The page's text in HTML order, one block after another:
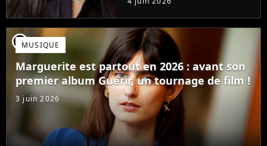
publiant son premier
single J'me demande, la
gagnante de la Star
Academy affiche
clairement ses
ambitions. Son rêve...
player2MUSIQUE
Marguerite est partout en 2026 : avant son
premier album Guérir, un tournage de film !
3 juin 2026